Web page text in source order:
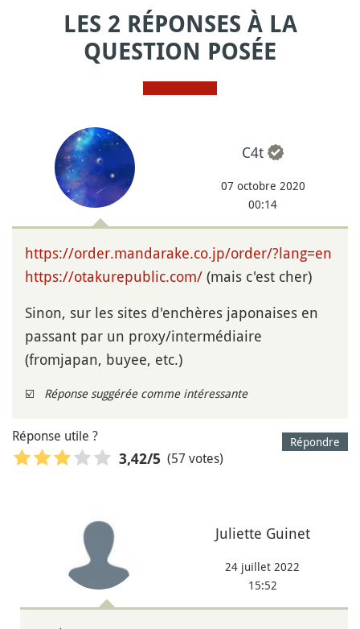
LES 2 RÉPONSES À LA
QUESTION POSÉE
C4t
07 octobre 2020
00:14
https://order.mandarake.co.jp/order/?lang=en
https://otakurepublic.com/ (mais c'est cher)
Sinon, sur les sites d'enchères japonaises en
passant par un proxy/intermédiaire
(fromjapan, buyee, etc.)
☑️ Réponse suggérée comme intéressante
Répondre
Réponse utile ?
3,42/5 (57 votes)
Juliette Guinet
24 juillet 2022
15:52